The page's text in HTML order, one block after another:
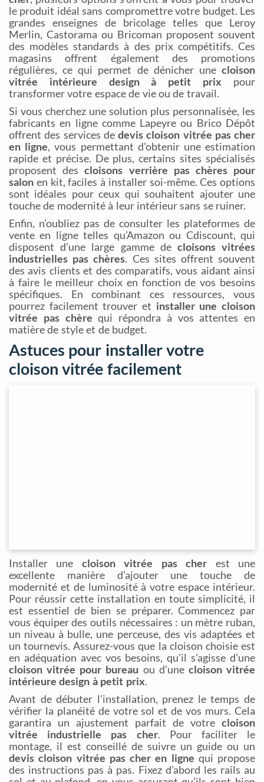
le produit idéal sans compromettre votre budget. Les
grandes enseignes de bricolage telles que Leroy
Merlin, Castorama ou Bricoman proposent souvent
des modèles standards à des prix compétitifs. Ces
magasins offrent également des promotions
régulières, ce qui permet de dénicher une cloison
vitrée intérieure design à petit prix pour
transformer votre espace de vie ou de travail.
Si vous cherchez une solution plus personnalisée, les
fabricants en ligne comme Lapeyre ou Brico Dépôt
offrent des services de devis cloison vitrée pas cher
en ligne, vous permettant d’obtenir une estimation
rapide et précise. De plus, certains sites spécialisés
proposent descloisons verrière pas chères pour
salon en kit, faciles à installer soi-même. Ces options
sont idéales pour ceux qui souhaitent ajouter une
touche de modernité à leur intérieur sans se ruiner.
Enfin, n’oubliez pas de consulter les plateformes de
vente en ligne telles qu’Amazon ou Cdiscount, qui
disposent d’une large gamme de cloisons vitrées
industrielles pas chères. Ces sites offrent souvent
des avis clients et des comparatifs, vous aidant ainsi
à faire le meilleur choix en fonction de vos besoins
spécifiques. En combinant ces ressources, vous
pourrez facilement trouver et installer une cloison
vitrée pas chère qui répondra à vos attentes en
matière de style et de budget.
Astuces pour installer votre
cloison vitrée facilement
Installer une cloison vitrée pas cher est une
excellente manière d’ajouter une touche de
modernité et de luminosité à votre espace intérieur.
Pour réussir cette installation en toute simplicité, il
est essentiel de bien se préparer. Commencez par
vous équiper des outils nécessaires : un mètre ruban,
un niveau à bulle, une perceuse, des vis adaptées et
un tournevis. Assurez-vous que la cloison choisie est
en adéquation avec vos besoins, qu’il s’agisse d’une
cloison vitrée pour bureau ou d’une cloison vitrée
intérieure design à petit prix.
Avant de débuter l’installation, prenez le temps de
vérifier la planéité de votre sol et de vos murs. Cela
garantira un ajustement parfait de votre cloison
vitrée industrielle pas cher. Pour faciliter le
montage, il est conseillé de suivre un guide ou un
devis cloison vitrée pas cher en ligne qui propose
des instructions pas à pas. Fixez d’abord les rails au